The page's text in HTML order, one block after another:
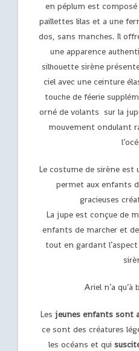
en péplum est
paillettes lilas et a une
dos, sans manches. Il
une apparence
silhouette sirène
ciel avec une ceinture
touche de féerie
orné de volants sur la
mouvement ondulant
Le costume de sirène est
permet aux enfants
gracieuses
La jupe est conçue de
enfants de marcher et
tout en gardant l’aspect
Ariel n’a
Les jeunes enfants sont
ce sont des créatures
les océans et qui